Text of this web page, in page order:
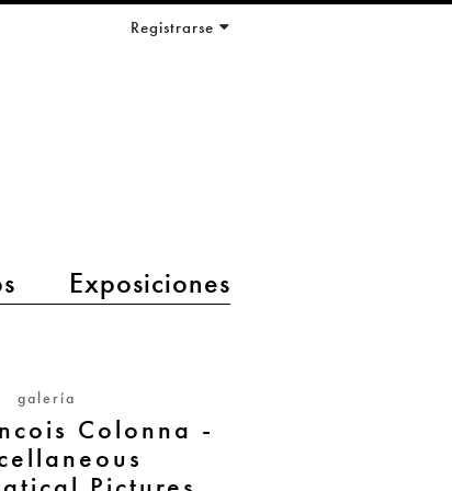
Exposiciones
Registrarse
galería
Colonna -